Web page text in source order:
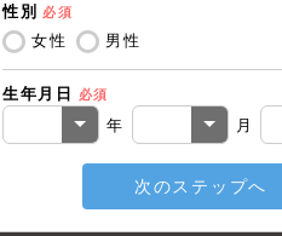
性別 必須
女性 男性
生年月日 必須
年 月
次のステップへ